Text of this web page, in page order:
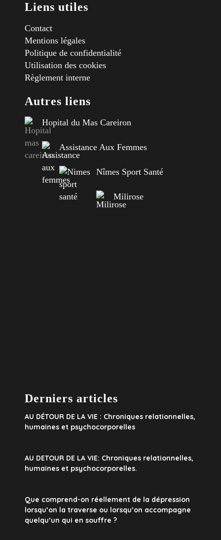
Liens utiles
Contact
Mentions légales
Politique de confidentialité
Utilisation des cookies
Règlement interne
Autres liens
Hopital du Mas Careiron
Assistance Aux Femmes
Nîmes Sport Santé
Milirose
Derniers articles
AU DÉTOUR DE LA VIE : Chroniques relationnelles,
humaines et psychocorporelles
AU DETOUR DE LA VIE: Chroniques relationnelles,
humaines et psychocorporelles.
Que comprend-on réellement de la dépression
lorsqu’on la traverse ou lorsqu’on accompagne
quelqu’un qui en souffre ?